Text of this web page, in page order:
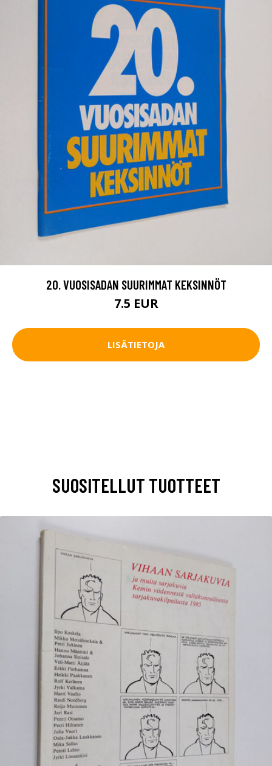
20. VUOSISADAN SUURIMMAT KEKSINNÖT
7.5 EUR
LISÄTIETOJA
SUOSITELLUT TUOTTEET